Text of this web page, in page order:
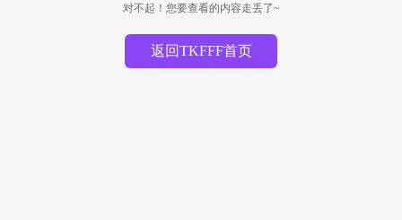
对不起！您要查看的内容走丢了~
返回TKFFF首页